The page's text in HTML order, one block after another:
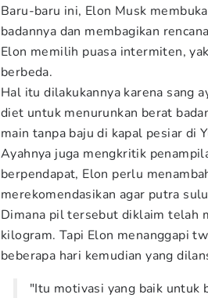
Baru-baru ini, Elon Musk
badannya dan membagikan
Elon memilih puasa intermiten,
berbeda.
Hal itu dilakukannya karena sang
diet untuk menurunkan berat
main tanpa baju di kapal pesiar di
Ayahnya juga mengkritik
berpendapat, Elon perlu
merekomendasikan agar putra
Dimana pil tersebut diklaim telah
kilogram. Tapi Elon menanggapi
beberapa hari kemudian yang
"Itu motivasi yang baik untuk